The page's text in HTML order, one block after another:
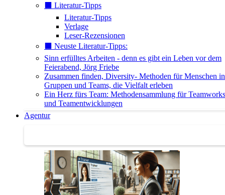
⬛️ Literatur-Tipps
Literatur-Tipps
Verlage
Leser-Rezensionen
⬛️ Neuste Literatur-Tipps:
Sinn erfülltes Arbeiten - denn es gibt ein Leben vor dem
Feierabend, Jörg Friebe
Zusammen finden, Diversity- Methoden für Menschen in
Gruppen und Teams, die Vielfalt erleben
Ein Herz fürs Team: Methodensammlung für
und Teamentwicklungen
Agentur